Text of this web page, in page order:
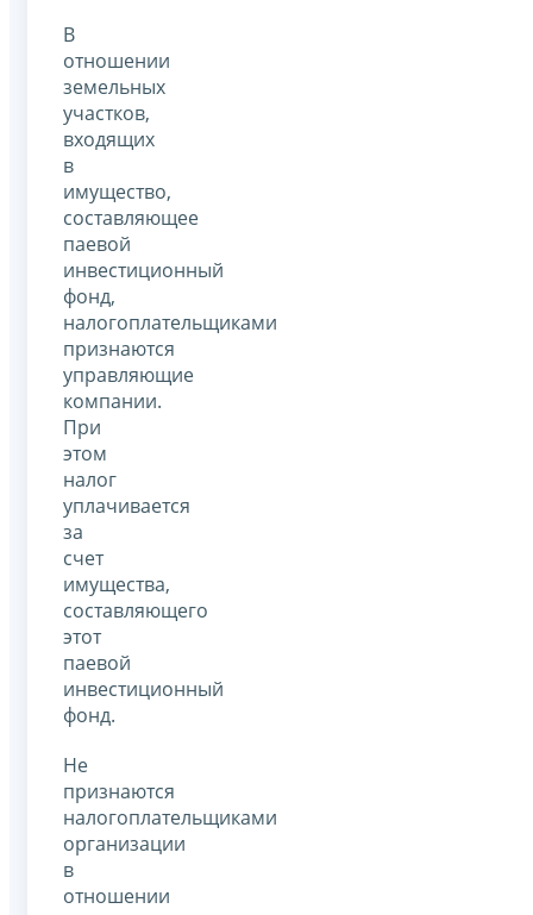
В
отношении
земельных
участков,
входящих
в
имущество,
составляющее
паевой
инвестиционный
фонд,
налогоплательщиками
признаются
управляющие
компании.
При
этом
налог
уплачивается
за
счет
имущества,
составляющего
этот
паевой
инвестиционный
фонд.
Не
признаются
налогоплательщиками
организации
в
отношении